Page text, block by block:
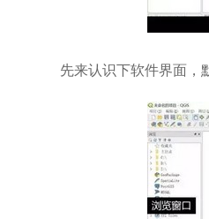
先来认识下软件界面，默